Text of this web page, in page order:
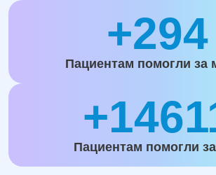
+294
Пациентам помогли за
Пациентам помогли